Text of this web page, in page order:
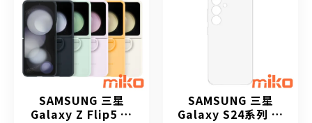
SAMSUNG 三星
Galaxy Z Flip5 矽
SAMSUNG 三星
Galaxy S24系列 透